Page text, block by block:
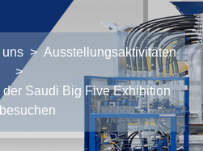
uns > Ausstellungsaktivitäten
>
Saudi Big Five Exhibition